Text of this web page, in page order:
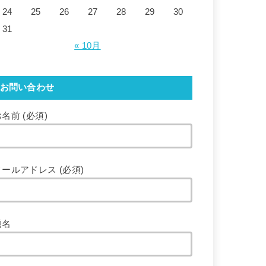
24 25 26 27 28 29
30
31
« 10月
お問い合わせ
名前 (必須)
ールアドレス (必須)